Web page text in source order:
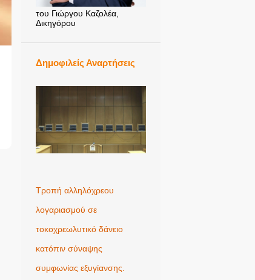
του Γιώργου Καζολέα,
Δικηγόρου
Δημοφιλείς Αναρτήσεις
Τροπή αλληλόχρεου
λογαριασμού σε
τοκοχρεωλυτικό δάνειο
κατόπιν σύναψης
συμφωνίας εξυγίανσης.